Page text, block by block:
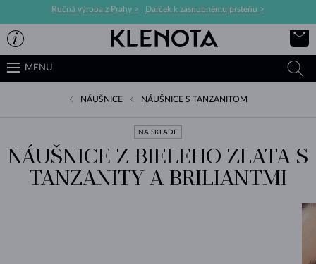
Ručná výroba z Prahy > Darček k zásnubnému prsteňu >
MENU
NÁUŠNICE NÁUŠNICE S TANZANITOM
NA SKLADE
NÁUŠNICE Z BIELEHO ZLATA S
TANZANITY A BRILIANTMI